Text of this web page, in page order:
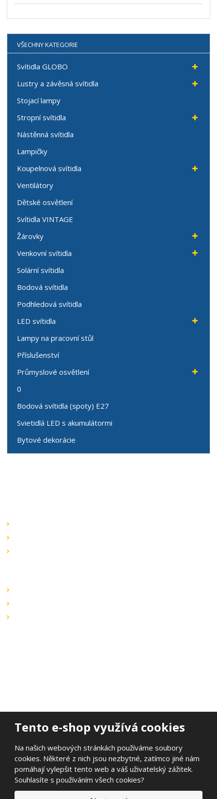
Tento e-shop využívá cookies
Na našich webových stránkách používáme soubory
cookies. Některé z nich jsou nezbytné, zatímco jiné nám
pomáhají vylepšit tento web a váš uživatelský zážitek.
Souhlasíte s používáním všech cookies?
VŠECHNY KATEGORIE
Svítidla GLOBO
Lustry a závěsná svítidla
Stojací lampy
Stropní svítidla
Nástěnná svítidla
Lampičky
Koupelnová svítidla
Ventilátory
Dětské osvětlení
Svítidla VINTAGE
Žárovky
Venkovní svítidla
Solární svítidla
Bodová svítidla
Podhledová svítidla
LED svítidla
Lampy na pracovní stůl
Příslušenství
Průmyslové osvětlení
0
Bodová svítidla (spoty) E27
Svietidlá LED s akumulátormi
Bytové dekorácie
© 2026, BOHEMIA ELSVIT s.r.o.
Prohlášení o přístupnosti|Ochrana osobních údajů| Mapa stránek